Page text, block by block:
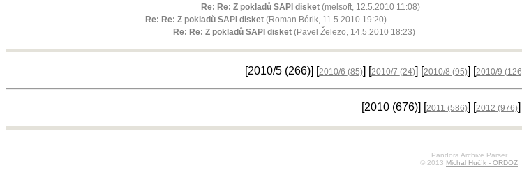
Re: Re: Z pokladů SAPI disket (melsoft, 12.5.2010 11:08)
Re: Re: Z pokladů SAPI disket (Roman Bórik, 11.5.2010 19:20)
Re: Re: Z pokladů SAPI disket (Pavel Železo, 14.5.2010 18:23)
[2010/5 (266)] [2010/6 (85)] [2010/7 (24)] [2010/8 (95)] [2010/9
[2010 (676)] [2011 (586)] [2012 (976)
Pandora Archive Parser
© 2013 Michal Hučík - ORDOZ